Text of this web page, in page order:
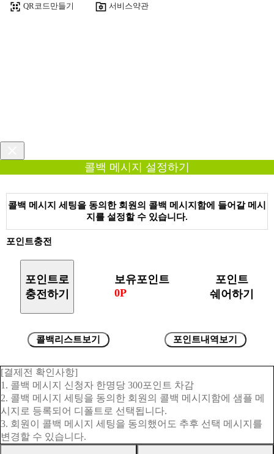
QR코드만들기 서비스약관
콜백 메시지 설정하기
콜백 메시지 세팅을 동의한 회원의 콜백 메시지함에 들어갈 메시
지를 설정할 수 있습니다.
포인트충전
포인트로
충전하기
보유포인트
0P
포인트
쉐어하기
콜백리스트보기 포인트내역보기
[결제전 확인사항]
1. 콜백 메시지 신청자 한명당 300포인트 차감
2. 콜백 메시지 세팅을 동의한 회원의 콜백 메시지함에 샘플 메
시지로 등록되어 디폴트로 선택됩니다.
3. 회원이 콜백 메시지 세팅을 동의했어도 추후 선택 메시지를
변경할 수 있습니다.